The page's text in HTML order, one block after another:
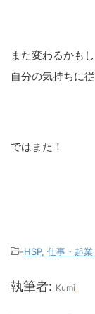
また変わるかも
自分の気持ちに
ではまた！
-HSP, 仕事・起業
執筆者: Kumi